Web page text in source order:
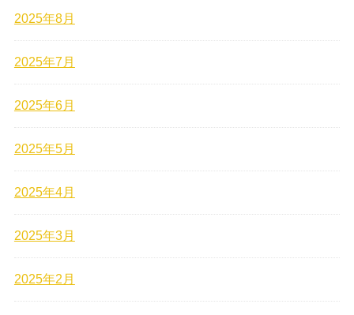
2025年8月
2025年7月
2025年6月
2025年5月
2025年4月
2025年3月
2025年2月